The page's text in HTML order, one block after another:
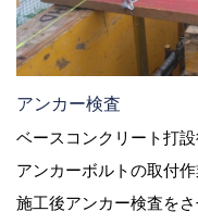
アンカー検査
ベースコンクリート打
アンカーボルトの取付
施工後アンカー検査をさ